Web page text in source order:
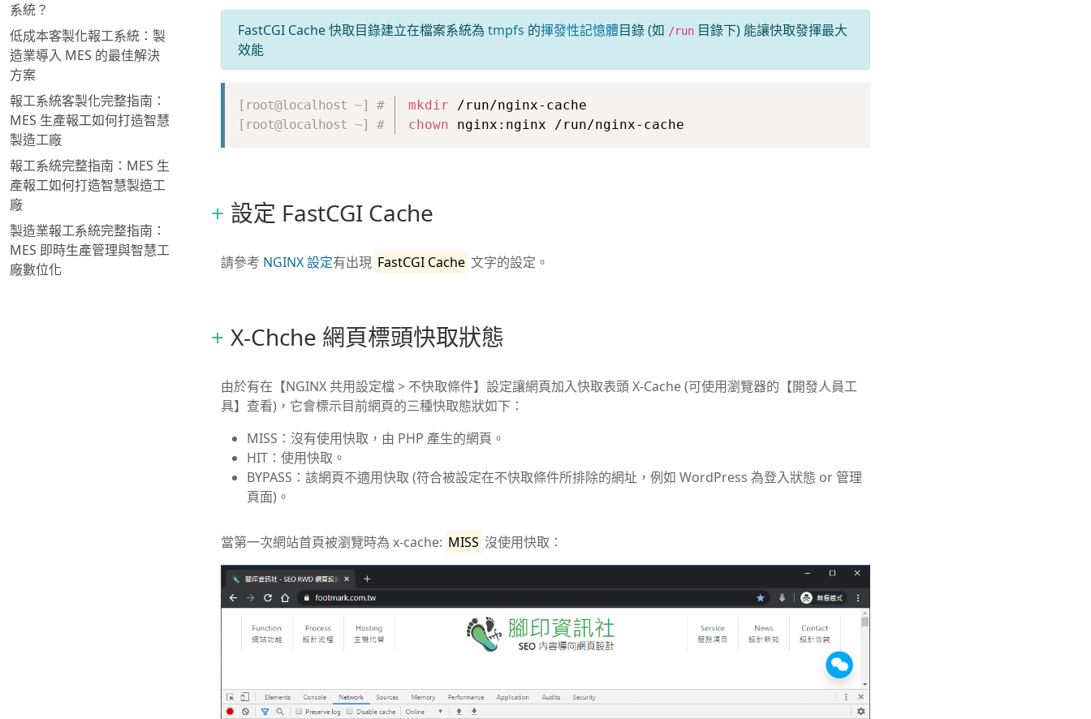
系統？
低成本客製化報工系統：製
造業導入 MES 的最佳解決
方案
報工系統客製化完整指南：
MES 生產報工如何打造智慧
製造工廠
報工系統完整指南：MES 生
產報工如何打造智慧製造工
廠
製造業報工系統完整指南：
MES 即時生產管理與智慧工
廠數位化
FastCGI Cache 快取目錄建立在檔案系統為 tmpfs 的揮發性記憶體目錄 (如 /run 目錄下) 能讓快取發揮最大
效能
mkdir /run/nginx-cache
chown nginx:nginx /run/nginx-cache
設定 FastCGI Cache
請參考 NGINX 設定有出現 FastCGI Cache 文字的設定。
X-Chche 網頁標頭快取狀態
由於有在【NGINX 共用設定檔 > 不快取條件】設定讓網頁加入快取表頭 X-Cache (可使用瀏覽器的【開發人員工
具】查看)，它會標示目前網頁的三種快取態狀如下：
MISS：沒有使用快取，由 PHP 產生的網頁。
HIT：使用快取。
BYPASS：該網頁不適用快取 (符合被設定在不快取條件所排除的網址，例如 WordPress 為登入狀態 or 管理
頁面)。
當第一次網站首頁被瀏覽時為 x-cache: MISS 沒使用快取：